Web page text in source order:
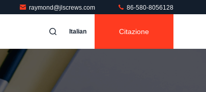
raymond@jlscrews.com 86-580-8056128
Italian Citazione